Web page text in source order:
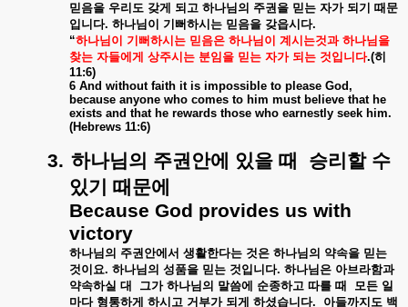
믿음을 우리도 갖게 되고 하나님의 주권을 믿는 자가 되기 때문
입니다. 하나님이 기뻐하시는 믿음을 갖읍시다.
“하나님이 기뻐하시는 믿음은 하나님이 계시는것과 하나님을
찾는 자들에게 상주시는 분임을 믿는 자가 되는 것입니다.(히
11:6)
6 And without faith it is impossible to please God,
because anyone who comes to him must believe that he
exists and that he rewards those who earnestly seek him.
(Hebrews 11:6)
3. 하나님의 주권안에 있을 때 승리할 수
있기
때문에
Because God provides us with
victory
하나님의 주권안에서 생활한다는 것은 하나님의 약속을 믿는
것이요. 하나님의 성품을 믿는 것입니다. 하나님은 아브라함과
약속하실 대 그가 하나님의 말씀에 순종하고 따를 때 모든 일
마다 형통하게 하시고 거부가 되게 하셨습니다. 아들까지도 백